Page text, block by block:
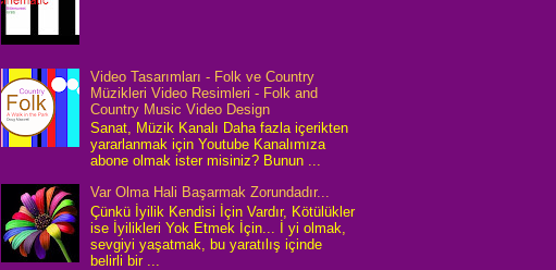
Video Tasarımları - Folk ve Country
Müzikleri Video Resimleri - Folk and
Country Music Video Design
Sanat, Müzik Kanalı Daha fazla içerikten
yararlanmak için Youtube Kanalımıza
abone olmak ister misiniz? Bunun ...
Var Olma Hali Başarmak Zorundadır...
Çünkü İyilik Kendisi İçin Vardır, Kötülükler
ise İyilikleri Yok Etmek İçin... İ yi olmak,
sevgiyi yaşatmak, bu yaratılış içinde
belirli bir ...